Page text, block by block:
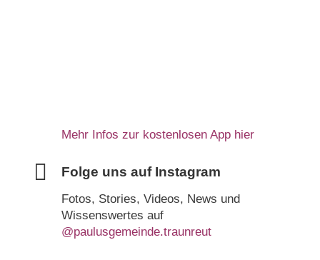
Mehr Infos zur kostenlosen App hier
Folge uns auf Instagram
Fotos, Stories, Videos, News und
Wissenswertes auf
@paulusgemeinde.traunreut